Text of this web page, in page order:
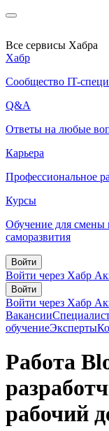
Все сервисы Хабра
Хабр
Сообщество IT-
Q&A
Ответы на любые
Карьера
Профессиональное
Курсы
Обучение для смены
саморазвития
Войти
Войти через Хабр
Войти
Войти через Хабр
Вакансии
обучениеЭксперты
Работа
рабочий